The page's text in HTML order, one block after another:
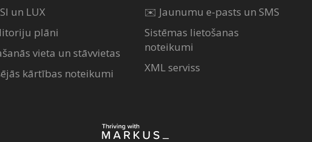
un LUX
plāni
vieta un stāvvietas
kārtības noteikumi
✉️ Jaunumu e-pasts un SMS
Sistēmas lietošanas
noteikumi
XML serviss